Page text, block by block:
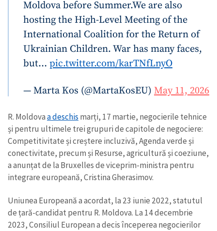
Moldova before Summer.We are also
hosting the High-Level Meeting of the
International Coalition for the Return of
Ukrainian Children. War has many faces,
but… pic.twitter.com/karTNfLnyO
— Marta Kos (@MartaKosEU) May 11, 2026
R. Moldovaa deschis marți, 17 martie, negocierile tehnice
și pentru ultimele trei grupuri de capitole de negociere:
Competitivitate și creștere incluzivă, Agenda verde și
conectivitate, precum și Resurse, agricultură și coeziune,
a anunțat de la Bruxelles de viceprim-ministra pentru
integrare europeană, Cristina Gherasimov.
Uniunea Europeană a acordat, la 23 iunie 2022, statutul
de țară-candidat pentru R. Moldova. La 14 decembrie
2023, Consiliul European a decis începerea negocierilor